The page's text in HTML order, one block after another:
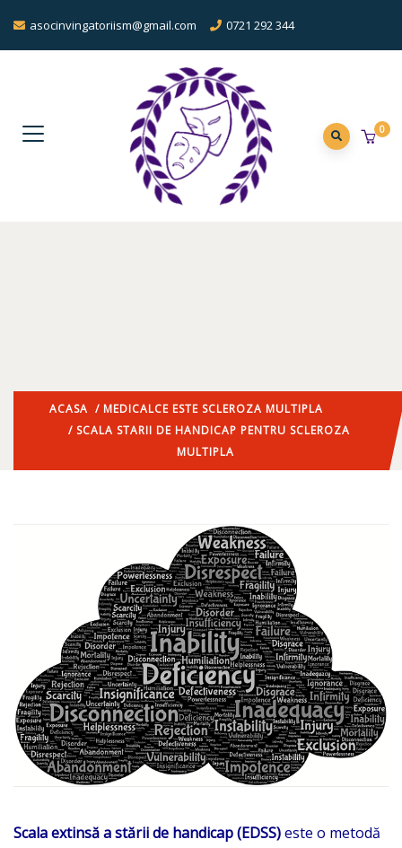
asocinvingatoriism@gmail.com 0721 292 344
0
ACASA / MEDICALCE ESTE SCLEROZA MULTIPLA
/ SCALA STARII DE HANDICAP PENTRU SCLEROZA
MULTIPLA
Scala extinsă a stării de handicap (EDSS)este o metodă